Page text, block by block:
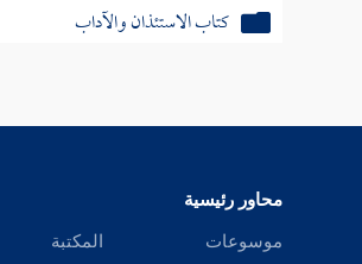
كتاب الاستئذان والآداب
كتاب الأمثال
كتاب فضائل القرآن
كتاب القراءات
محاور رئيسية
موسوعات المكتبة